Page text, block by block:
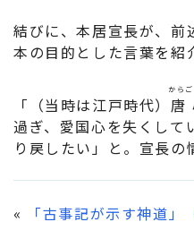
結びに、本居宣長が、前
本の目的とした言葉を紹
「（当時は江戸時代） 唐
から
過ぎ、愛国心を失くして
り戻したい」と。宣長の
« 「古事記が示す神道」